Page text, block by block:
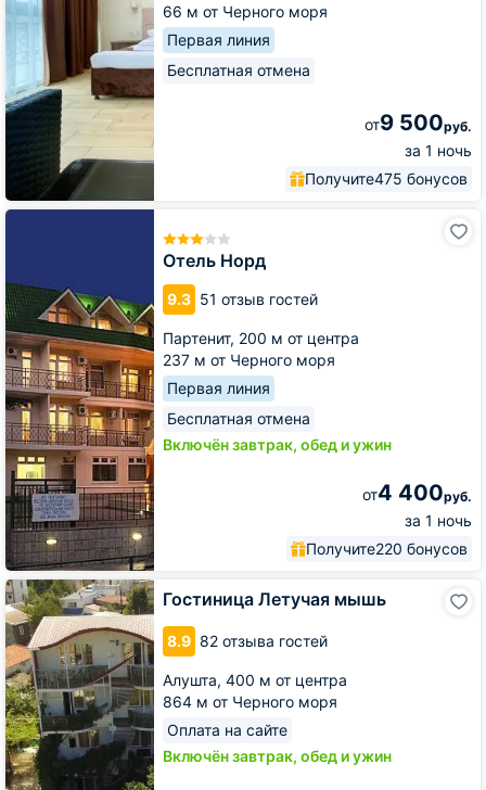
66 м от Черного моря
Первая линия
Бесплатная отмена
от9 500руб.
за 1 ночь
Получите475 бонусов
Отель Норд
9.3 51 отзыв гостей
Партенит, 200 м от центра
237 м от Черного моря
Первая линия
Бесплатная отмена
Включён завтрак, обед и ужин
от4 400руб.
за 1 ночь
Получите220 бонусов
Отель
Гостиница Летучая мышь
8.9 82 отзыва гостей
Алушта, 400 м от центра
864 м от Черного моря
Оплата на сайте
Включён завтрак, обед и ужин
Гостиница
Летучая
мышь